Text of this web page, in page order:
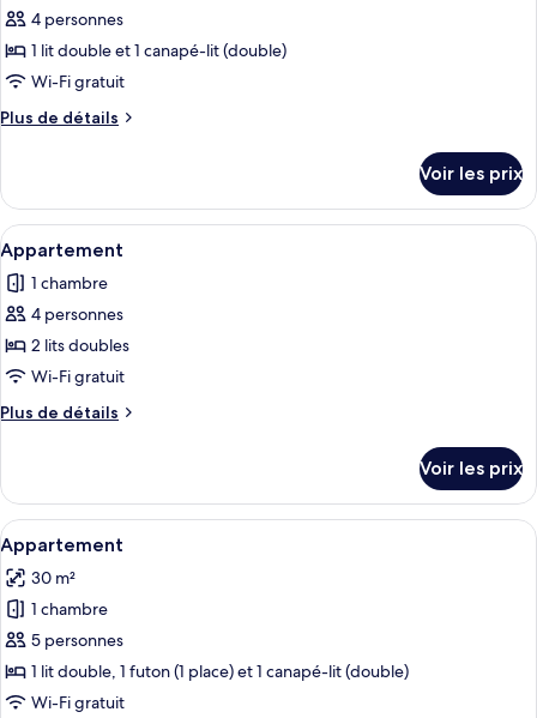
photos
pour
ce
type
de
Appartement
4 personnes
1 lit double et 1 canapé-lit (double)
Wi-Fi gratuit
Plus de détails
Plus
le
type
de
chambre
Appartement
Voir les prix
Afficher
toutes
les
photos
pour
ce
type
de
Appartement
Une chambre d’hôtel équipée d’un
8
Appartement
1 chambre
4 personnes
2 lits doubles
Wi-Fi gratuit
Plus de détails
Plus
le
type
de
chambre
Appartement
Voir les prix
Afficher
toutes
les
photos
pour
ce
type
Une chambre à coucher avec un lit,
9
Appartement
30 m²
1 chambre
5 personnes
1 lit double, 1 futon (1 place) et 1 canapé-lit (double)
Wi-Fi gratuit